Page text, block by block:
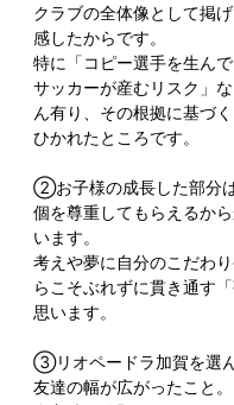
クラブの全体像として掲
感したからです。
特に「コピー選手を生ん
サッカーが産むリスク」
ん有り、その根拠に基づ
ひかれたところです。
②お子様の成長した部分
個を尊重してもらえるか
います。
考えや夢に自分のこだわ
らこそぶれずに貫き通す
思います。
③リオペードラ加賀を選
友達の幅が広がったこと。